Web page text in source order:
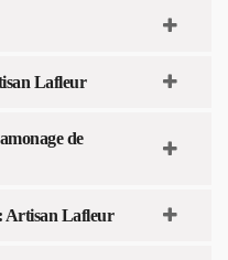
Lafleur
de
Artisan Lafleur